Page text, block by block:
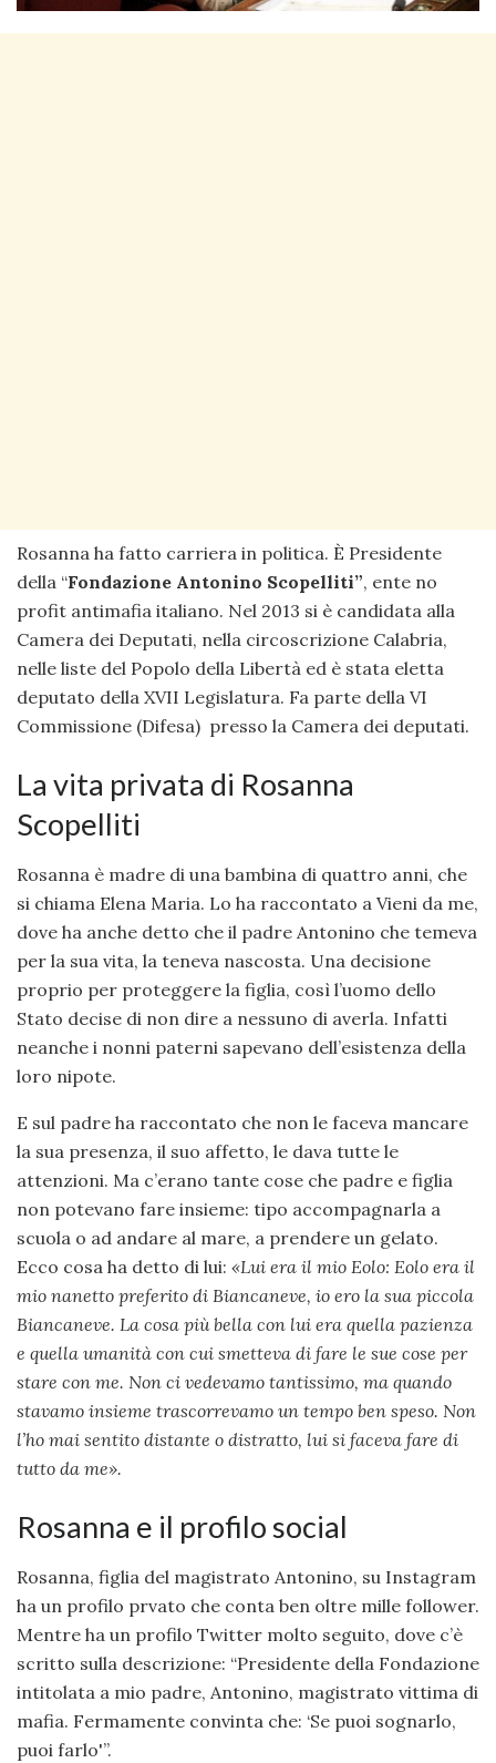
Rosanna ha fatto carriera in politica. È Presidente
della “Fondazione Antonino Scopelliti”, ente no
profit antimafia italiano. Nel 2013 si è candidata alla
Camera dei Deputati, nella circoscrizione Calabria,
nelle liste del Popolo della Libertà ed è stata eletta
deputato della XVII Legislatura. Fa parte della VI
Commissione (Difesa) presso la Camera dei deputati.
La vita privata di Rosanna
Scopelliti
Rosanna è madre di una bambina di quattro anni, che
si chiama Elena Maria. Lo ha raccontato a Vieni da me,
dove ha anche detto che il padre Antonino che temeva
per la sua vita, la teneva nascosta. Una decisione
proprio per proteggere la figlia, così l’uomo dello
Stato decise di non dire a nessuno di averla. Infatti
neanche i nonni paterni sapevano dell’esistenza della
loro nipote.
E sul padre ha raccontato che non le faceva mancare
la sua presenza, il suo affetto, le dava tutte le
attenzioni. Ma c’erano tante cose che padre e figlia
non potevano fare insieme: tipo accompagnarla a
scuola o ad andare al mare, a prendere un gelato.
Ecco cosa ha detto di lui: «Lui era il mio Eolo: Eolo era il
mio nanetto preferito di Biancaneve, io ero la sua piccola
Biancaneve. La cosa più bella con lui era quella pazienza
e quella umanità con cui smetteva di fare le sue cose per
stare con me. Non ci vedevamo tantissimo, ma quando
stavamo insieme trascorrevamo un tempo ben speso. Non
l’ho mai sentito distante o distratto, lui si faceva fare di
tutto da me».
Rosanna e il profilo social
Rosanna, figlia del magistrato Antonino, su Instagram
ha un profilo prvato che conta ben oltre mille follower.
Mentre ha un profilo Twitter molto seguito, dove c’è
scritto sulla descrizione: “Presidente della Fondazione
intitolata a mio padre, Antonino, magistrato vittima di
mafia. Fermamente convinta che: ‘Se puoi sognarlo,
puoi farlo'”.